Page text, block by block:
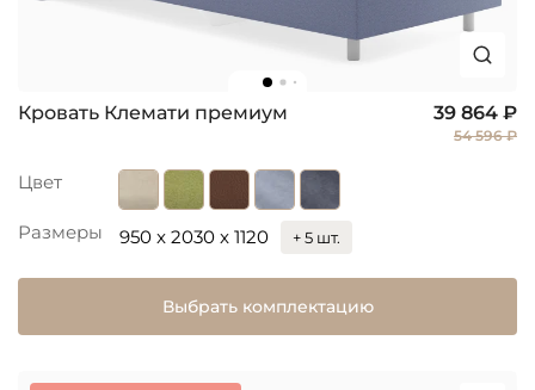
Кровать Клемати премиум 39 864 ₽
54 596 ₽
Цвет
Размеры 950 x 2030 x 1120 + 5 шт.
Выбрать комплектацию